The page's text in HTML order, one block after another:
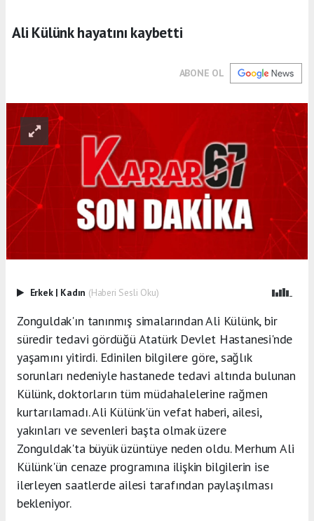
Ali Külünk hayatını kaybetti
ABONE OL
Erkek | Kadın (Haberi Sesli Oku)
Zonguldak'ın tanınmış simalarından Ali Külünk, bir
süredir tedavi gördüğü Atatürk Devlet Hastanesi'nde
yaşamını yitirdi. Edinilen bilgilere göre, sağlık
sorunları nedeniyle hastanede tedavi altında bulunan
Külünk, doktorların tüm müdahalelerine rağmen
kurtarılamadı. Ali Külünk'ün vefat haberi, ailesi,
yakınları ve sevenleri başta olmak üzere
Zonguldak'ta büyük üzüntüye neden oldu. Merhum Ali
Külünk'ün cenaze programına ilişkin bilgilerin ise
ilerleyen saatlerde ailesi tarafından paylaşılması
bekleniyor.